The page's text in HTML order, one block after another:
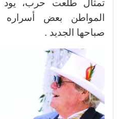
تمثال طلعت حرب،
المواطن بعض
صباحها الجديد .